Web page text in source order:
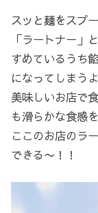
スッと麺をスプ
「ラートナー」
すめているうち
になってしまう
美味しいお店で
も滑らかな食感
ここのお店のラ
できる〜！！